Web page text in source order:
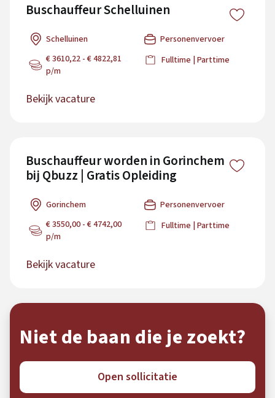
Buschauffeur Schelluinen
Schelluinen
Personenvervoer
€ 3610,22 - € 4822,81
p/m
Fulltime | Parttime
Bekijk vacature
Buschauffeur worden in Gorinchem
bij Qbuzz | Gratis Opleiding
Gorinchem
Personenvervoer
€ 3550,00 - € 4742,00
p/m
Fulltime | Parttime
Bekijk vacature
Niet de baan die je zoekt?
Open sollicitatie